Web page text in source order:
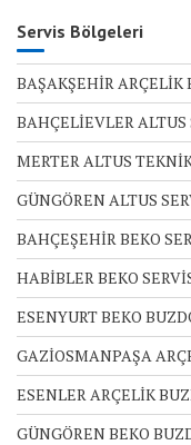
Servis Bölgeleri
BAŞAKŞEHİR
BAHÇELİEVLER
MERTER ALTUS
GÜNGÖREN ALTUS
BAHÇEŞEHİR BEKO
HABİBLER BEKO
ESENYURT BEKO
GAZİOSMANPAŞA
ESENLER ARÇELİK
GÜNGÖREN BEKO